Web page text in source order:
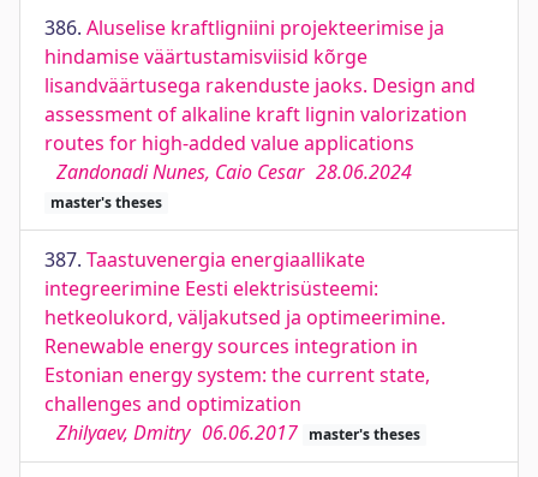
386. Aluselise kraftligniini projekteerimise ja
hindamise väärtustamisviisid kõrge
lisandväärtusega rakenduste jaoks. Design and
assessment of alkaline kraft lignin valorization
routes for high-added value applications
Zandonadi Nunes, Caio Cesar 28.06.2024
master's theses
387. Taastuvenergia energiaallikate
integreerimine Eesti elektrisüsteemi:
hetkeolukord, väljakutsed ja optimeerimine.
Renewable energy sources integration in
Estonian energy system: the current state,
challenges and optimization
Zhilyaev, Dmitry 06.06.2017 master's theses